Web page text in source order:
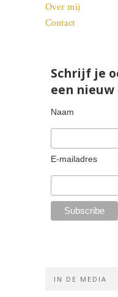
Over mij
Contact
Schrijf je
een
Naam
E-mailadres
IN DE MEDIA